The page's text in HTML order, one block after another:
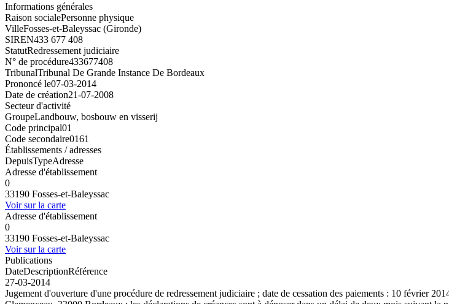
Informations générales
Raison socialePersonne physique
VilleFosses-et-Baleyssac (Gironde)
SIREN433 677 408
StatutRedressement judiciaire
N° de procédure433677408
TribunalTribunal De Grande Instance De Bordeaux
Prononcé le07-03-2014
Date de création21-07-2008
Secteur d'activité
GroupeLandbouw, bosbouw en visserij
Code principal01
Code secondaire0161
Établissements / adresses
DepuisTypeAdresse
Adresse d'établissement
0
33190 Fosses-et-Baleyssac
Voir sur la carte
Adresse d'établissement
0
33190 Fosses-et-Baleyssac
Voir sur la carte
Publications
DateDescriptionRéférence
27-03-2014
Jugement d'ouverture d'une procédure de redressement judiciaire ; date de cessation des paiements : 10 février